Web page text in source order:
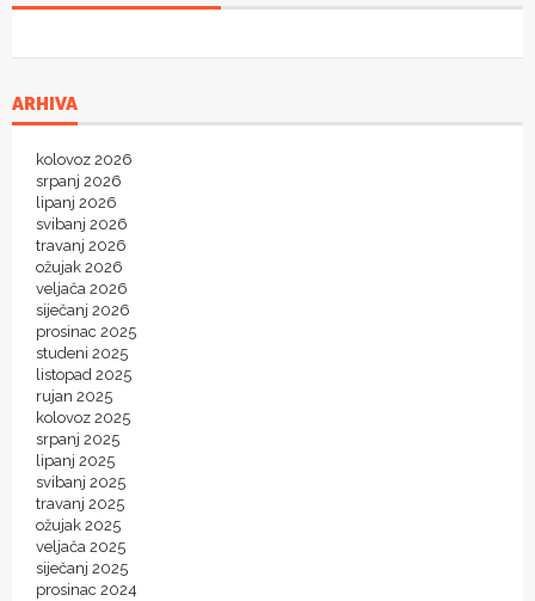
ARHIVA
kolovoz 2026
srpanj 2026
lipanj 2026
svibanj 2026
travanj 2026
ožujak 2026
veljača 2026
siječanj 2026
prosinac 2025
studeni 2025
listopad 2025
rujan 2025
kolovoz 2025
srpanj 2025
lipanj 2025
svibanj 2025
travanj 2025
ožujak 2025
veljača 2025
siječanj 2025
prosinac 2024